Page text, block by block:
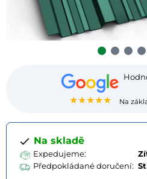
★★★★★ Na
Na skladě
Expedujeme:
Předpokládané doručení: